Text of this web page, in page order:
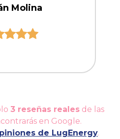
Molina
3 reseñas realesde las
en Google.
de LugEnergy.